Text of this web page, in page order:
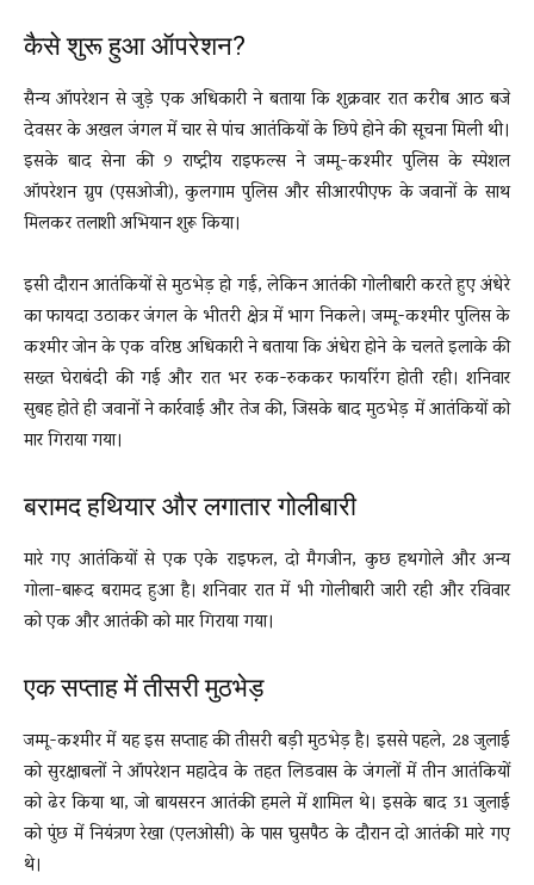
कैसे शुरू हुआ ऑपरेशन?
सैन्य ऑपरेशन से जुड़े एक अधिकारी ने बताया कि शुक्रवार रात करीब आठ बजे
देवसर के अखल जंगल में चार से पांच आतंकियों के छिपे होने की सूचना मिली थी।
इसके बाद सेना की 9 राष्ट्रीय राइफल्स ने जम्मू-कश्मीर पुलिस के स्पेशल
ऑपरेशन ग्रुप (एसओजी), कुलगाम पुलिस और सीआरपीएफ के जवानों के साथ
मिलकर तलाशी अभियान शुरू किया।
इसी दौरान आतंकियों से मुठभेड़ हो गई, लेकिन आतंकी गोलीबारी करते हुए अंधेरे
का फायदा उठाकर जंगल के भीतरी क्षेत्र में भाग निकले। जम्मू-कश्मीर पुलिस के
कश्मीर जोन के एक वरिष्ठ अधिकारी ने बताया कि अंधेरा होने के चलते इलाके की
सख्त घेराबंदी की गई और रात भर रुक-रुककर फायरिंग होती रही। शनिवार
सुबह होते ही जवानों ने कार्रवाई और तेज की, जिसके बाद मुठभेड़ में आतंकियों को
मार गिराया गया।
बरामद हथियार और लगातार गोलीबारी
मारे गए आतंकियों से एक एके राइफल, दो मैगजीन, कुछ हथगोले और अन्य
गोला-बारूद बरामद हुआ है। शनिवार रात में भी गोलीबारी जारी रही और रविवार
को एक और आतंकी को मार गिराया गया।
एक सप्ताह में तीसरी मुठभेड़
जम्मू-कश्मीर में यह इस सप्ताह की तीसरी बड़ी मुठभेड़ है। इससे पहले, 28 जुलाई
को सुरक्षाबलों ने ऑपरेशन महादेव के तहत लिडवास के जंगलों में तीन आतंकियों
को ढेर किया था, जो बायसरन आतंकी हमले में शामिल थे। इसके बाद 31 जुलाई
को पुंछ में नियंत्रण रेखा (एलओसी) के पास घुसपैठ के दौरान दो आतंकी मारे गए
थे।